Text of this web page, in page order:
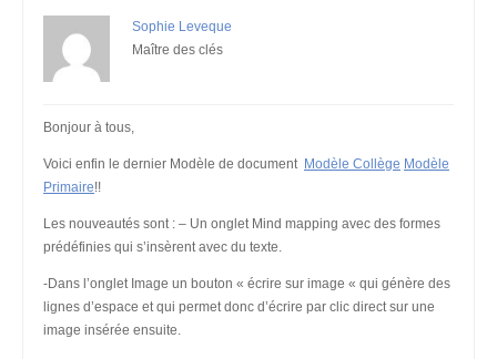
Sophie Leveque
Maître des clés
Bonjour à tous,
Voici enfin le dernier Modèle de document Modèle Collège Modèle
Primaire!!
Les nouveautés sont : – Un onglet Mind mapping avec des formes
prédéfinies qui s’insèrent avec du texte.
-Dans l’onglet Image un bouton « écrire sur image « qui génère des
lignes d’espace et qui permet donc d’écrire par clic direct sur une
image insérée ensuite.